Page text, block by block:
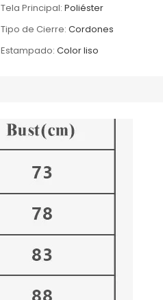
Tela Principal: Poliéster
Tipo de Cierre: Cordones
Estampado: Color liso